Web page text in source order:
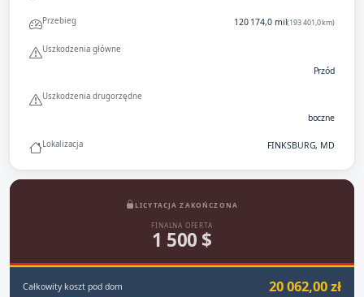
Przebieg 120 174,0 mil(193 401,0 km)
Uszkodzenia główne
Przód
Uszkodzenia drugorzędne
boczne
Lokalizacja FINKSBURG, MD
LICYTACJA ZAKOŃCZONA
FINALNA OFERTA
1 500 $
Całkowity koszt pod dom 20 062,00 zł